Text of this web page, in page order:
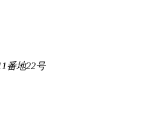
番地22号